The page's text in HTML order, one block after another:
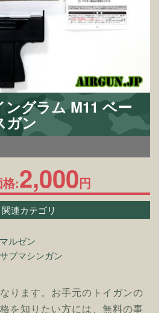
グラム M11 ベー
ン
:2,000円
関連カテゴリ
マルゼン
サブマシンガン
ります。お手元のトイガンの
を知りたい方には、無料の事